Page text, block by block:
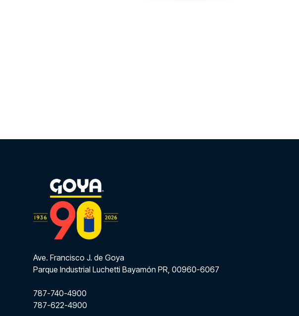
Ave. Francisco J. de Goya
Parque Industrial Luchetti Bayamón PR, 00960-6067
787-740-4900
787-622-4900